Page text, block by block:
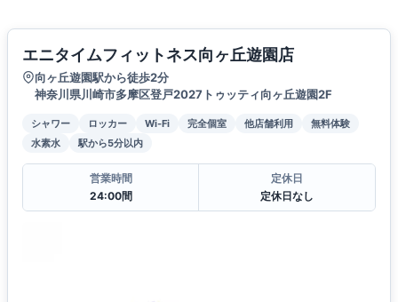
エニタイムフィットネス向ヶ丘遊園店
向ヶ丘遊園駅から徒歩2分
神奈川県川崎市多摩区登戸2027トゥッティ向ヶ丘遊園2F
シャワー ロッカー Wi-Fi 完全個室 他店舗利用
無料体験
水素水
駅から5分以内
営業時間
24:00間
定休日
定休日なし